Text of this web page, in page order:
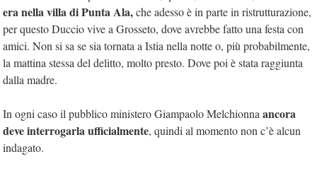
era nella villa di Punta Ala,che adesso è in parte in ristrutturazione,
per questo Duccio vive a Grosseto, dove avrebbe fatto una festa con
amici. Non si sa se sia tornata a Istia nella notte o, più probabilmente,
la mattina stessa del delitto, molto presto. Dove poi è stata raggiunta
dalla madre.
In ogni caso il pubblico ministero Giampaolo Melchionna ancora
deve interrogarla ufficialmente, quindi al momento non c’è alcun
indagato.